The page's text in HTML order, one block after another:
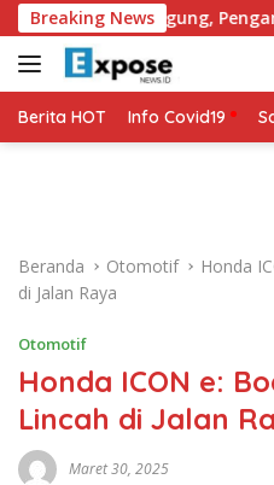
a
g
u
Breaking News
Tulang Punggung, Pengamat
Berita HOT Info Covid19
Beranda Otomotif
Honda
di Jalan Raya
Otomotif
Honda ICON e:
Lincah di Jalan
Maret 30, 2025